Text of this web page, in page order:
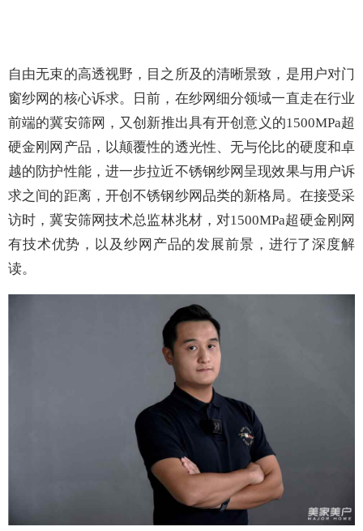
自由无束的高透视野，目之所及的清晰景致，是用户对门
窗纱网的核心诉求。日前，在纱网细分领域一直走在行业
前端的冀安筛网，又创新推出具有开创意义的1500MPa超
硬金刚网产品，以颠覆性的透光性、无与伦比的硬度和卓
越的防护性能，进一步拉近不锈钢纱网呈现效果与用户诉
求之间的距离，开创不锈钢纱网品类的新格局。在接受采
访时，冀安筛网技术总监林兆材，对1500MPa超硬金刚网
有技术优势，以及纱网产品的发展前景，进行了深度解
读。